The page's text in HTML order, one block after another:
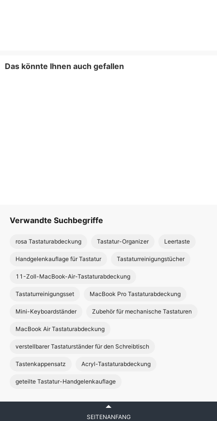
Das könnte Ihnen auch gefallen
Verwandte Suchbegriffe
rosa Tastaturabdeckung Tastatur-Organizer Leertaste
Handgelenkauflage für Tastatur Tastaturreinigungstücher
11-Zoll-MacBook-Air-Tastaturabdeckung
Tastaturreinigungsset MacBook Pro Tastaturabdeckung
Mini-Keyboardständer Zubehör für mechanische Tastaturen
MacBook Air Tastaturabdeckung
verstellbarer Tastaturständer für den Schreibtisch
Tastenkappensatz Acryl-Tastaturabdeckung
geteilte Tastatur-Handgelenkauflage
SEITENANFANG